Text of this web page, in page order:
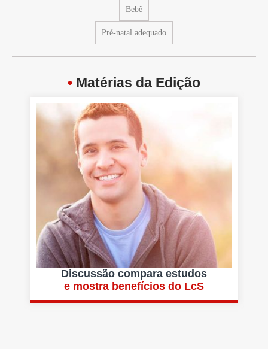
Bebê
Pré-natal adequado
• Matérias da Edição
Discussão compara estudos
e mostra benefícios do LcS